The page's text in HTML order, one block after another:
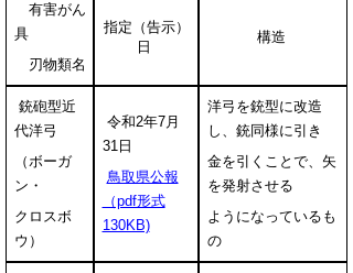
有害がん
具
刃物類名
指定（告示）
日
構造
銃砲型近
代洋弓
（ボーガ
ン・
クロスボ
ウ）
令和2年7月
31日
鳥取県公報
（pdf形式
130KB)
洋弓を銃型に改造
し、銃同様に引き
金を引くことで、矢
を発射させる
ようになっているも
の